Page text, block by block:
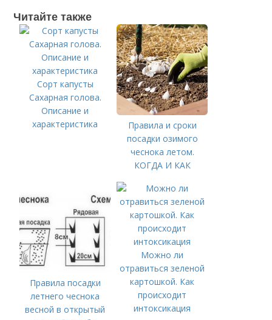
Читайте также
Сорт капусты
Сахарная голова.
Описание и
характеристика
Правила и сроки
посадки озимого
чеснока летом.
КОГДА И КАК
ПОСАДИТЬ ОЗИМЫЙ
ЧЕСНОК
Правила посадки
летнего чеснока
весной в открытый
Можно ли
отравиться зеленой
картошкой. Как
происходит
интоксикация